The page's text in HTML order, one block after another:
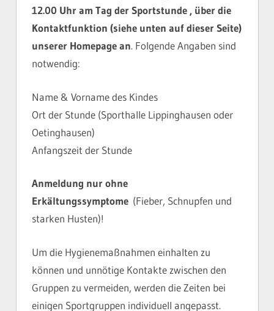
12.00 Uhr am Tag der Sportstunde , über die
Kontaktfunktion (siehe unten auf dieser Seite)
unserer Homepage an. Folgende Angaben sind
notwendig:
Name & Vorname des Kindes
Ort der Stunde (Sporthalle Lippinghausen oder
Oetinghausen)
Anfangszeit der Stunde
Anmeldung nur ohne
Erkältungssymptome (Fieber, Schnupfen und
starken Husten)!
Um die Hygienemaßnahmen einhalten zu
können und unnötige Kontakte zwischen den
Gruppen zu vermeiden, werden die Zeiten bei
einigen Sportgruppen individuell angepasst.